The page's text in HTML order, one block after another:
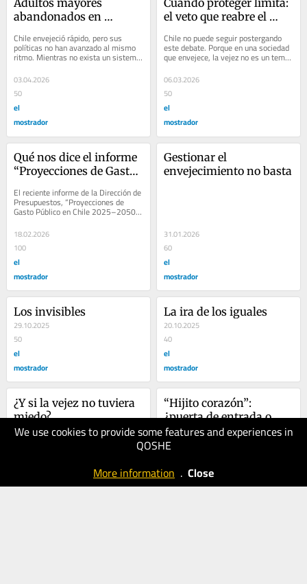
We use cookies to provide some features and experiences in
QOSHE
More information . Close
Adultos mayores
abandonados en
sobre una falla
estructural
Chile envejeció rápido, pero sus
políticas no han avanzado al mismo
ritmo. Mientras no exista un sistema
robusto,...
03.04.2026
50
el
mostrador
Cuando proteger limita:
el veto que reabre el
Chile
Chile no puede seguir postergando
este debate. Porque en una sociedad
que envejece, la vejez no es un tema
sectorial. Es un eje estructural del...
06.03.2026
50
el
mostrador
Qué nos dice el informe
“Proyecciones de Gasto
2050”: y ¿qué no nos
dice?
El reciente informe de la Dirección de
Presupuestos, “Proyecciones de
Gasto Público en Chile 2025–2050”,
18.02.2026
100
el
mostrador
Gestionar el
envejecimiento no basta
31.01.2026
60
el
mostrador
Los invisibles
29.10.2025
50
el
mostrador
La ira de los iguales
20.10.2025
40
el
mostrador
¿Y si la vejez no tuviera
miedo?
07.10.2025
“Hijito corazón”:
¿puerta de entrada o
cortina de humo?
13.07.2025
50
mostrador